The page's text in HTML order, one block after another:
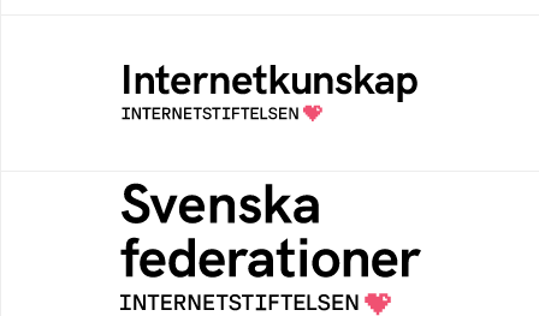
Samlad kunskap som hjälper dig att bli en
säker och medveten internetanvändare
Svenska federationer
Grunden för medlemskap i en sektors- eller
kontextspecifik federation